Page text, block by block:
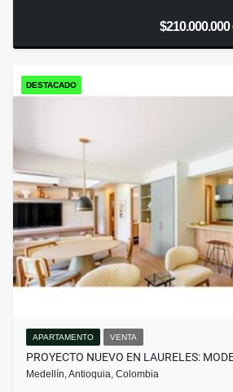
$210.000.000
DESTACADO
APARTAMENTO VENTA
PROYECTO NUEVO EN LAURELES:
Medellín, Antioquia, Colombia